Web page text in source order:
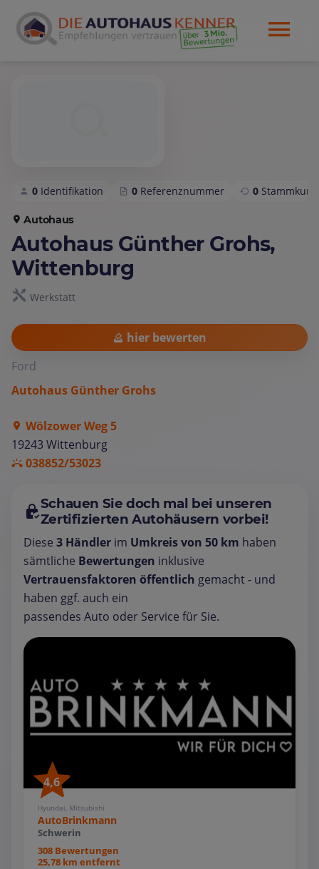
0 Identifikation 0 Referenznummer 0
Autohaus
Autohaus Günther Grohs,
Wittenburg
Werkstatt
hier bewerten
Ford
Autohaus Günther Grohs
Wölzower Weg 5
19243 Wittenburg
038852/53023
Schauen Sie doch mal bei unseren
Zertifizierten Autohäusern vorbei!
Diese 3 Händler im Umkreis von 50 km haben
sämtliche Bewertungen inklusive
Vertrauensfaktoren öffentlich gemacht - und
haben ggf. auch ein
passendes Auto oder Service für Sie.
4,6
Hyundai, Mitsubishi
AutoBrinkmann
Schwerin
308 Bewertungen
25,78 km entfernt